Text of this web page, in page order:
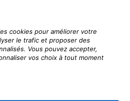
cookies pour améliorer votre
le trafic et proposer des
Vous pouvez accepter,
vos choix à tout moment